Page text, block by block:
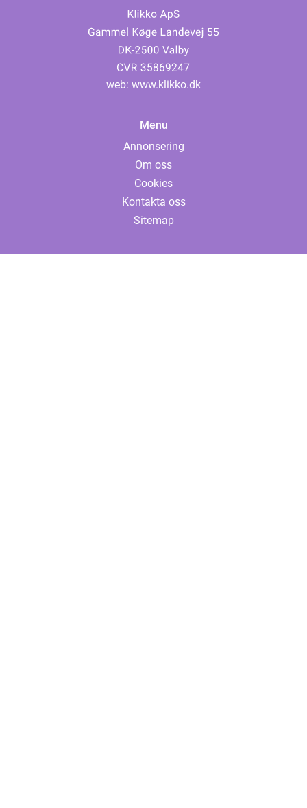
web: www.klikko.dk
Menu
Annonsering
Om oss
Cookies
Kontakta oss
Sitemap